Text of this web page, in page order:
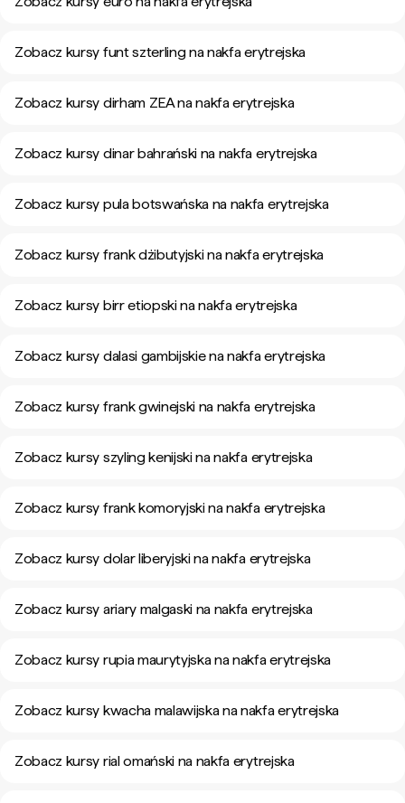
Zobacz kursy funt szterling na nakfa erytrejska
Zobacz kursy dirham ZEA na nakfa erytrejska
Zobacz kursy dinar bahrański na nakfa erytrejska
Zobacz kursy pula botswańska na nakfa erytrejska
Zobacz kursy frank dżibutyjski na nakfa erytrejska
Zobacz kursy birr etiopski na nakfa erytrejska
Zobacz kursy dalasi gambijskie na nakfa erytrejska
Zobacz kursy frank gwinejski na nakfa erytrejska
Zobacz kursy szyling kenijski na nakfa erytrejska
Zobacz kursy frank komoryjski na nakfa erytrejska
Zobacz kursy dolar liberyjski na nakfa erytrejska
Zobacz kursy ariary malgaski na nakfa erytrejska
Zobacz kursy rupia maurytyjska na nakfa erytrejska
Zobacz kursy kwacha malawijska na nakfa erytrejska
Zobacz kursy rial omański na nakfa erytrejska